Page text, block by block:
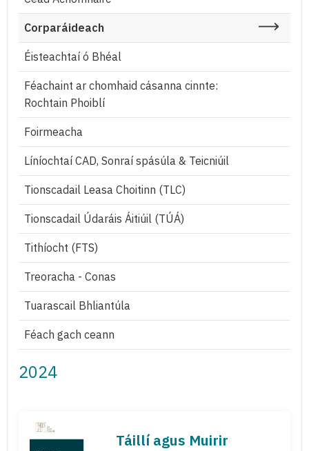
Corparáideach
Éisteachtaí ó Bhéal
Féachaint ar chomhaid cásanna cinnte:
Rochtain Phoiblí
Foirmeacha
Líníochtaí CAD, Sonraí spásúla & Teicniúil
Tionscadail Leasa Choitinn (TLC)
Tionscadail Údaráis Áitiúil (TÚÁ)
Tithíocht (FTS)
Treoracha - Conas
Tuarascail Bhliantúla
Féach gach ceann
2024
Táillí agus Muirir